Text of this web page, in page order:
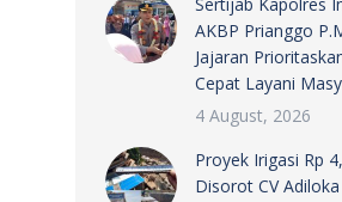
AKBP Prianggo
Jajaran
Cepat Layani
4 August, 2026
Proyek Irigasi Rp
Disorot CV